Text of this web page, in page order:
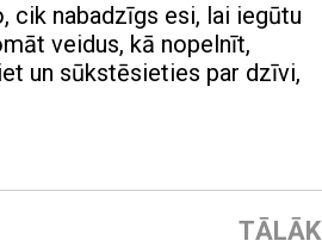
cik nabadzīgs esi, lai iegūtu
veidus, kā nopelnīt,
un sūkstēsieties par dzīvi,
TĀLĀK